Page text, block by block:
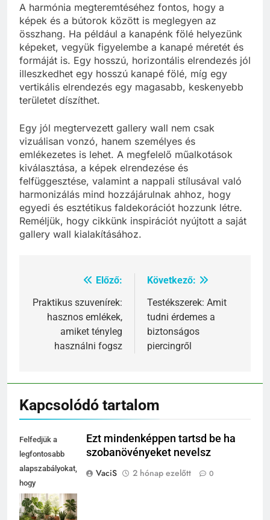
A harmónia megteremtéséhez fontos, hogy a
képek és a bútorok között is meglegyen az
összhang. Ha például a kanapénk fölé helyezünk
képeket, vegyük figyelembe a kanapé méretét és
formáját is. Egy hosszú, horizontális elrendezés jól
illeszkedhet egy hosszú kanapé fölé, míg egy
vertikális elrendezés egy magasabb, keskenyebb
területet díszíthet.
Egy jól megtervezett gallery wall nem csak
vizuálisan vonzó, hanem személyes és
emlékezetes is lehet. A megfelelő műalkotások
kiválasztása, a képek elrendezése és
felfüggesztése, valamint a nappali stílusával való
harmonizálás mind hozzájárulnak ahhoz, hogy
egyedi és esztétikus faldekorációt hozzunk létre.
Reméljük, hogy cikkünk inspirációt nyújtott a saját
gallery wall kialakításához.
Bejegyzés
navigáció
Előző:
Praktikus szuvenírek:
hasznos emlékek,
amiket tényleg
használni fogsz
Következő:
Testékszerek: Amit
tudni érdemes a
biztonságos
piercingről
Kapcsolódó tartalom
Felfedjük a
legfontosabb
alapszabályokat,
hogy
szobanövényeid
hosszú távon
Ezt mindenképpen tartsd be ha
szobanövényeket nevelsz
VaciS
2 hónap ezelőtt 0